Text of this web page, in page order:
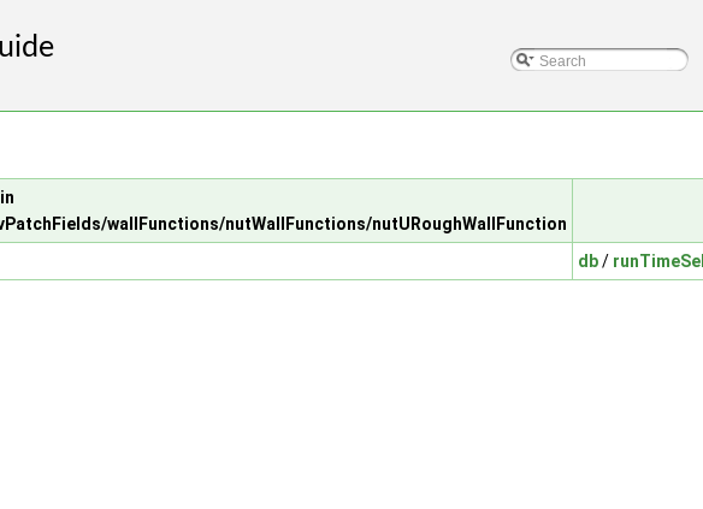
wallFunctions/nutWallFunctions/nutURoughWallFunction
db/